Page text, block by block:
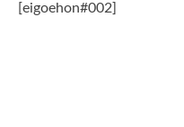
[eigoehon#002]